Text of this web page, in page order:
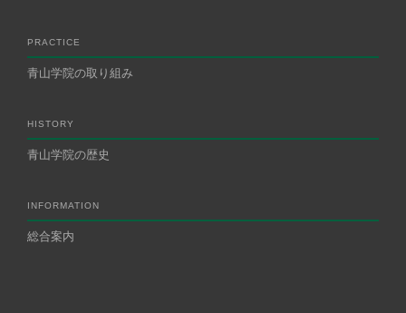
PRACTICE
青山学院の取り組み
HISTORY
青山学院の歴史
INFORMATION
総合案内